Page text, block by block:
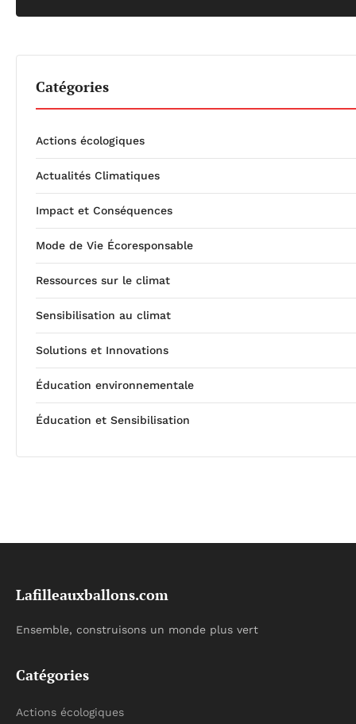
Catégories
Actions écologiques
Actualités Climatiques
Impact et Conséquences
Mode de Vie Écoresponsable
Ressources sur le climat
Sensibilisation au climat
Solutions et Innovations
Éducation environnementale
Éducation et Sensibilisation
Lafilleauxballons.com
Ensemble, construisons un monde plus vert
Catégories
Actions écologiques